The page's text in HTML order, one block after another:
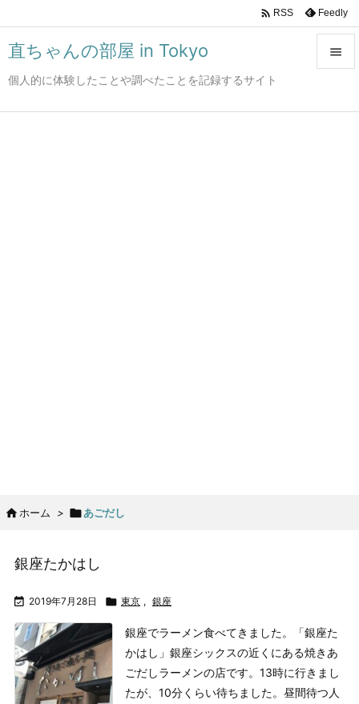
直ちゃんの部屋 in Tokyo
個人的に体験したことや調べたことを記録するサイト

 RSS Feedly
 ホーム > あごだし
銀座たかはし
 2019年7月28日  東京 , 銀座
銀座でラーメン食べてきました。
「銀座た
かはし」 銀座シックスの近くにある焼きあ
ごだしラーメンの店です。 13時に行きまし
たが、10分くらい待ちました。 昼間待つ人